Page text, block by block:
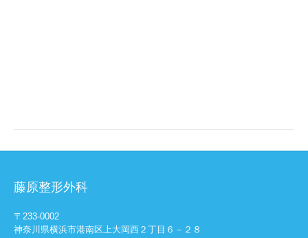
藤原整形外科
〒233-0002
神奈川県横浜市港南区上大岡西２丁目６－２８